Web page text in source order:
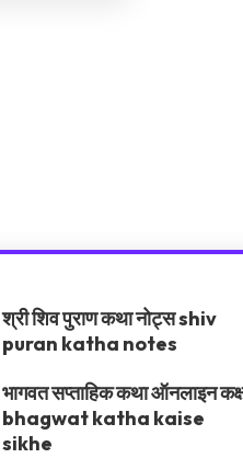
श्री शिव पुराण कथा नोट्स shiv
puran katha notes
भागवत सप्ताहिक कथा ऑनलाइन
bhagwat katha kaise
sikhe